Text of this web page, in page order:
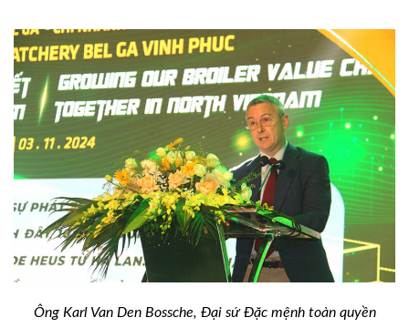
Ông Karl Van Den Bossche, Đại sứ Đặc mệnh toàn quyền